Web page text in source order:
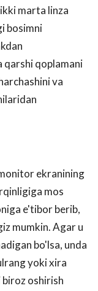
marta linza
bosimni
qoplamani
va
ekranining
mos
e'tibor berib,
mumkin. Agar u
bo'lsa, unda
yoki xira
oshirish